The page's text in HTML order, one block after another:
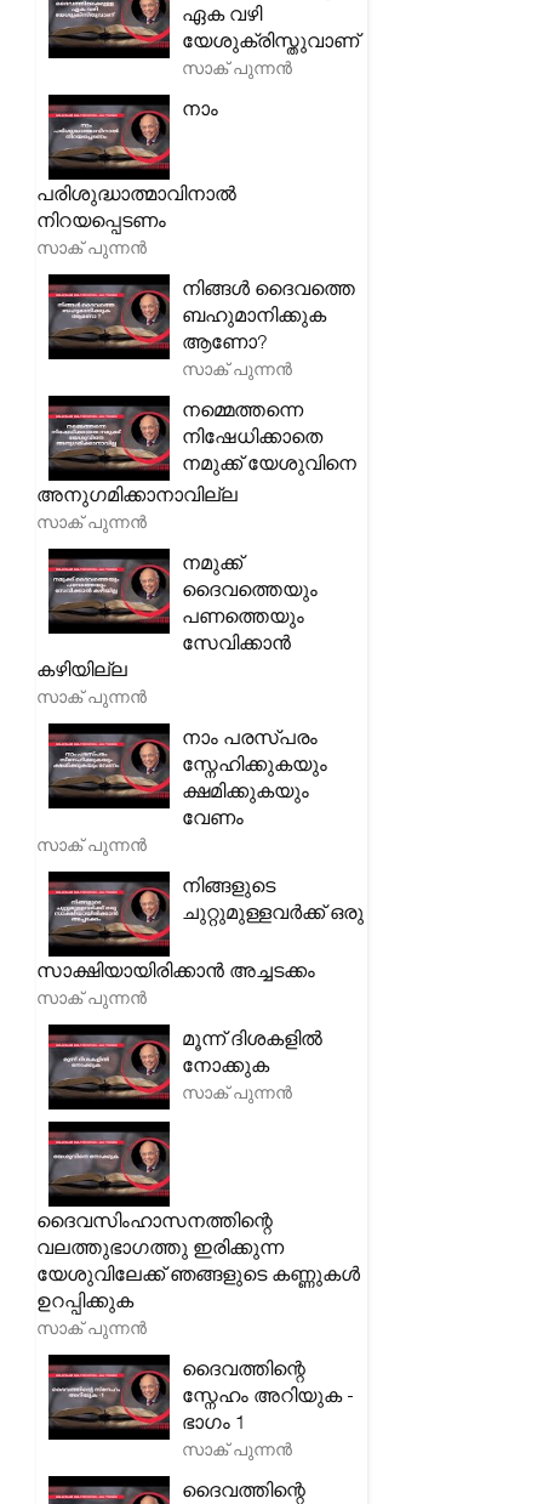
ഏക വഴി
യേശുക്രിസ്തുവാണ്
സാക് പുന്നൻ
നാം
പരിശുദ്ധാത്മാവിനാൽ
നിറയപ്പെടണം
സാക് പുന്നൻ
നിങ്ങൾ ദൈവത്തെ
ബഹുമാനിക്കുക
ആണോ?
സാക് പുന്നൻ
നമ്മെത്തന്നെ
നിഷേധിക്കാതെ
നമുക്ക് യേശുവിനെ
അനുഗമിക്കാനാവില്ല
സാക് പുന്നൻ
നമുക്ക്
ദൈവത്തെയും
പണത്തെയും
സേവിക്കാൻ
കഴിയില്ല
സാക് പുന്നൻ
നാം പരസ്പരം
സ്നേഹിക്കുകയും
ക്ഷമിക്കുകയും
വേണം
സാക് പുന്നൻ
നിങ്ങളുടെ
ചുറ്റുമുള്ളവർക്ക് ഒരു
സാക്ഷിയായിരിക്കാൻ അച്ചടക്കം
സാക് പുന്നൻ
മൂന്ന് ദിശകളിൽ
നോക്കുക
സാക് പുന്നൻ
ദൈവസിംഹാസനത്തിന്റെ
വലത്തുഭാഗത്തു ഇരിക്കുന്ന
യേശുവിലേക്ക് ഞങ്ങളുടെ കണ്ണുകൾ
ഉറപ്പിക്കുക
സാക് പുന്നൻ
ദൈവത്തിന്റെ
സ്നേഹം അറിയുക -
ഭാഗം 1
സാക് പുന്നൻ
ദൈവത്തിന്റെ